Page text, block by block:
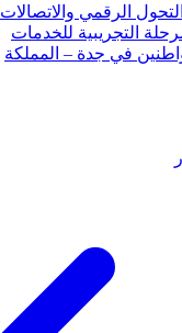
الرقمي والاتصالات
التجريبية للخدمات
في جدة – المملكة